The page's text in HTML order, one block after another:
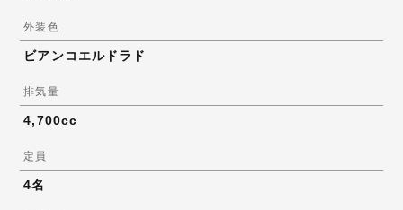
外装色
ビアンコエルドラド
排気量
4,700cc
定員
4名